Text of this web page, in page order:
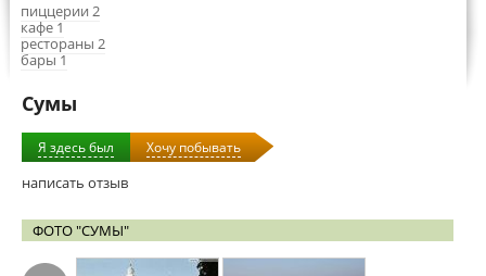
пиццерии 2
кафе 1
рестораны 2
бары 1
Сумы
Я здесь был Хочу побывать
написать отзыв
ФОТО "СУМЫ"